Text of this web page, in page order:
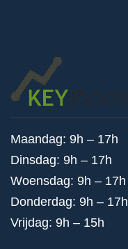
Maandag: 9h – 17h
Dinsdag: 9h – 17h
Woensdag: 9h – 17h
Donderdag: 9h – 17h
Vrijdag: 9h – 15h